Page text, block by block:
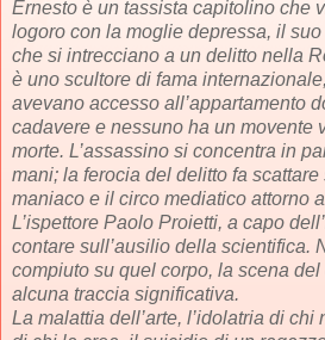
Ernesto è un tassista capitolino che
logoro con la moglie depressa, il
che si intrecciano a un delitto nella
è uno scultore di fama
avevano accesso all’appartamento
cadavere e nessuno ha un movente
morte. L’assassino si concentra in
mani; la ferocia del delitto fa
maniaco e il circo mediatico attorno
L’ispettore Paolo Proietti, a capo
contare sull’ausilio della scientifica.
compiuto su quel corpo, la scena
alcuna traccia significativa.
La malattia dell’arte, l’idolatria di chi